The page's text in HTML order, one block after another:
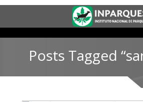
Posts Tagged